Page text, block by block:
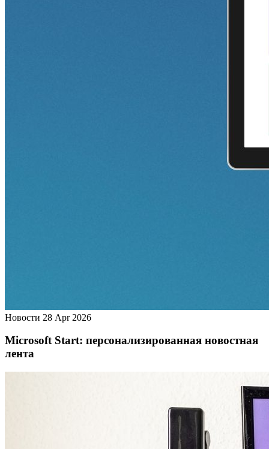
Новости 28 Apr 2026
Microsoft Start: персонализированная новостная
лента